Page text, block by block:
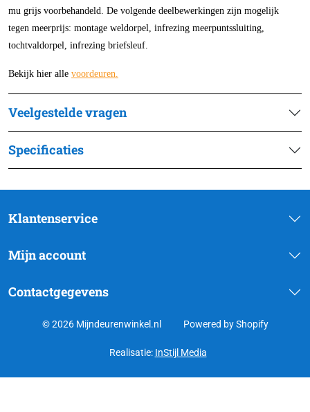
mu grijs voor­behan­deld. De volgende deelbewerkingen zijn mogelijk
tegen meerprijs: mon­tage weldorpel, infrezing meerpuntssluiting,
tochtvaldorpel, infrezing briefsleuf.
Bekijk hier alle voordeuren.
Veelgestelde vragen
Specificaties
Klantenservice
Mijn account
Contactgegevens
© 2026 Mijndeurenwinkel.nl Powered by Shopify
Realisatie: InStijl Media